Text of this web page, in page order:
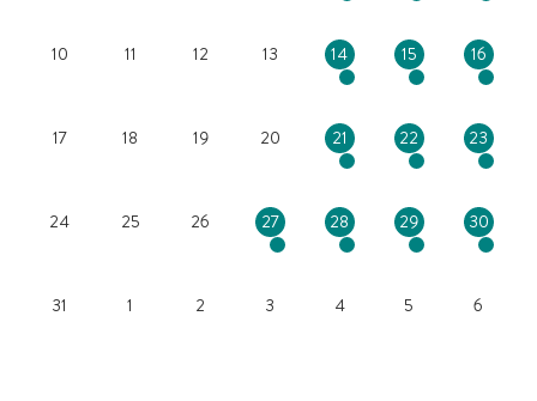
10 11 12 13 14 15 16
17 18 19 20 21 22 23
24 25 26 27 28 29 30
31 1 2 3 4 5 6